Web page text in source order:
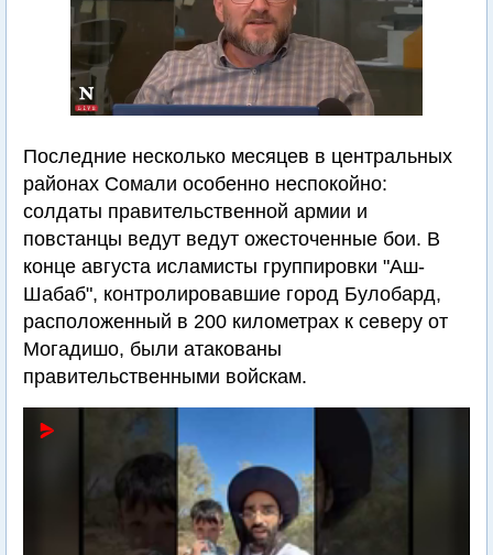
Последние несколько месяцев в центральных
районах Сомали особенно неспокойно:
солдаты правительственной армии и
повстанцы ведут ведут ожесточенные бои. В
конце августа исламисты группировки "Аш-
Шабаб", контролировавшие город Булобард,
расположенный в 200 километрах к северу от
Могадишо, были атакованы
правительственными войскам.